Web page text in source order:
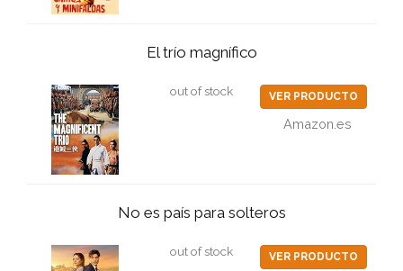
El trío magnífico
out of stock VER PRODUCTO
Amazon.es
No es país para solteros
out of stock VER PRODUCTO